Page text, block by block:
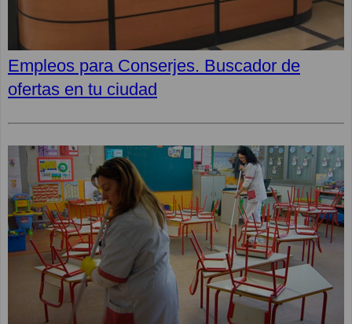
Empleos para Conserjes. Buscador de
ofertas en tu ciudad